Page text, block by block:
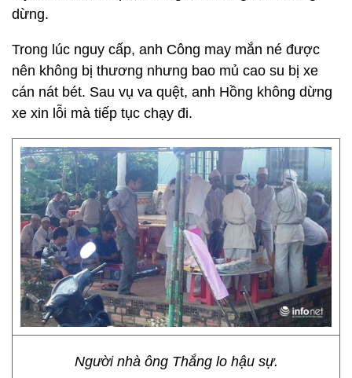
dừng.
Trong lúc nguy cấp, anh Công may mắn né được
nên không bị thương nhưng bao mủ cao su bị xe
cán nát bét. Sau vụ va quệt, anh Hồng không dừng
xe xin lỗi mà tiếp tục chạy đi.
Người nhà ông Thắng lo hậu sự.